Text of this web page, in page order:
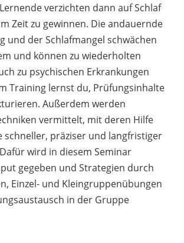
verzichten dann auf Schlaf
Zeit zu gewinnen. Die andauernde
und der Schlafmangel schwächen
und können zu wiederholten
zu psychischen Erkrankungen
Training lernst du, Prüfungsinhalte
Außerdem werden
vermittelt, mit deren Hilfe
schneller, präziser und langfristiger
wird in diesem Seminar
gegeben und Strategien durch
Einzel- und Kleingruppenübungen
in der Gruppe